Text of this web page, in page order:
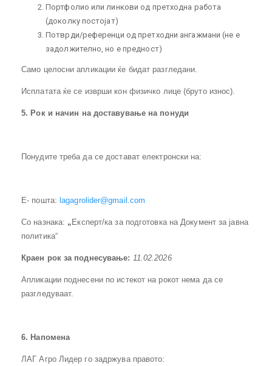
Портфолио или линкови од претходна работа
(доколку постојат)
Потврди/референци од претходни ангажмани (не е
задолжително, но е предност)
Само целосни апликации ќе бидат разгледани.
Исплатата ќе се изврши кон физичко лице (бруто износ).
5. Рок и начин на доставување на понуди
Понудите треба да се достават електронски на:
Е- пошта: lagagrolider@gmail.com
Со назнака: „ Експерт/ка за подготовка на Документ за јавна
политика“
Краен рок за поднесување: 11.02.2026
Апликации поднесени по истекот на рокот нема да се
разгледуваат.
6. Напомена
ЛАГ Агро Лидер го задржува правото: